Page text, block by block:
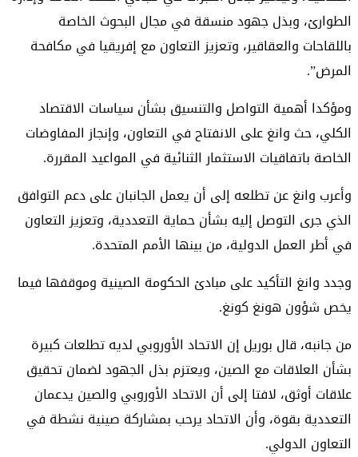
الطوارئ، وبذل جهود منسقة في مجال البحوث الخاصة
باللقاحات والعقاقير، وتعزيز التعاون مع إفريقيا في مكافحة
المرض”.
ومؤكدا أهمية التواصل والتنسيق بشأن سياسات الاقتصاد
الكلي، حث وانغ على الانفتاح في التعاون، وإنجاز المفاوضات
الخاصة باتفاقيات الاستثمار الثنائية في المواعيد المقررة.
وأعرب وانغ عن تطلعه إلى أن يعمل الجانبان على دعم التوافق
الذي جرى التوصل إليه بشأن حماية التعددية، وتعزيز التعاون
في أطر العمل الدولية، من بينها الأمم المتحدة.
وجدد وانغ التأكيد على مبادئ الحكومة الصينية وموقفها فيما
يخص شؤون هونغ كونغ.
من جانبه، قال بوريل إن الاتحاد الأوروبي لديه تطلعات كبيرة
بشأن العلاقات مع الصين، ويعتزم بذل الجهود لضمان تحقيق
علاقات أوثق، لافتا إلى أن الاتحاد الأوروبي والصين يدعمان
التعددية بقوة، وأن الاتحاد يرحب بمشاركة صينية نشطة في
التعاون الدولي.